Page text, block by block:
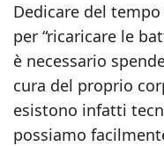
Dedicare del
per “ricaricare le
è necessario
cura del proprio
esistono infatti
possiamo